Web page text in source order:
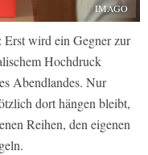
IMAGO
wird ein Gegner zur
Hochdruck
Abendlandes. Nur
dort hängen bleibt,
Reihen, den eigenen